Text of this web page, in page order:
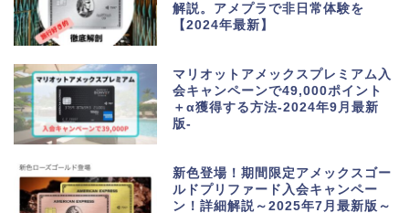
解説。アメプラで非日常体験を
【2024年最新】
マリオットアメックスプレミアム入
会キャンペーンで49,000ポイント
＋α獲得する方法-2024年9月最新
版-
新色登場！期間限定アメックスゴー
ルドプリファード入会キャンペー
ン！詳細解説～2025年7月最新版～